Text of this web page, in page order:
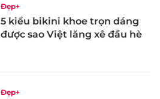
Đẹp+
5 kiểu bikini khoe trọn dáng
được sao Việt lăng xê đầu hè
Đẹp+